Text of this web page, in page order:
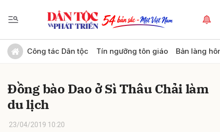
Công tác Dân tộc Tín ngưỡng tôn giáo Bản làng
Đồng bào Dao ở Sì Thâu Chải làm
du lịch
23/04/2019 10:20
Gửi bình luận